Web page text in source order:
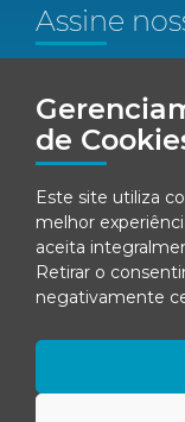
de
Este site utiliza
melhor
aceita
Retirar o
negativamente
Assine
Email*
Concordo